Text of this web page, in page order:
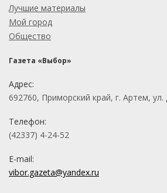
Лучшие материалы
Мой город
Общество
Газета «Выбор»
Адрес:
692760, Приморский край, г. Артем,
Телефон:
(42337) 4-24-52
E-mail:
vibor.gazeta@yandex.ru